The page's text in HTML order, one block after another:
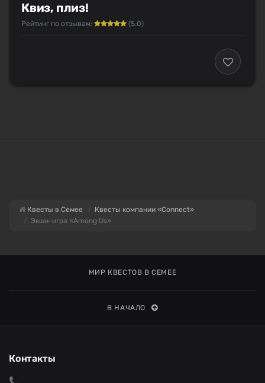
Квиз, плиз!
Рейтинг по отзывам: (5.0)
Квесты в Семее
Квесты компании «Connect»
Экшн-игра «Among Us»
МИР КВЕСТОВ В СЕМЕЕ
В НАЧАЛО
Контакты